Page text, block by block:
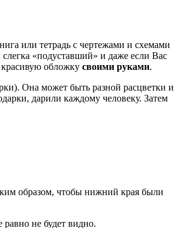
или тетрадь с чертежами и схемами
«подуставший» и даже если Вас
красивую обложку своими руками.
Она может быть разной расцветки и
дарили каждому человеку. Затем
образом, чтобы нижний края были
не будет видно.